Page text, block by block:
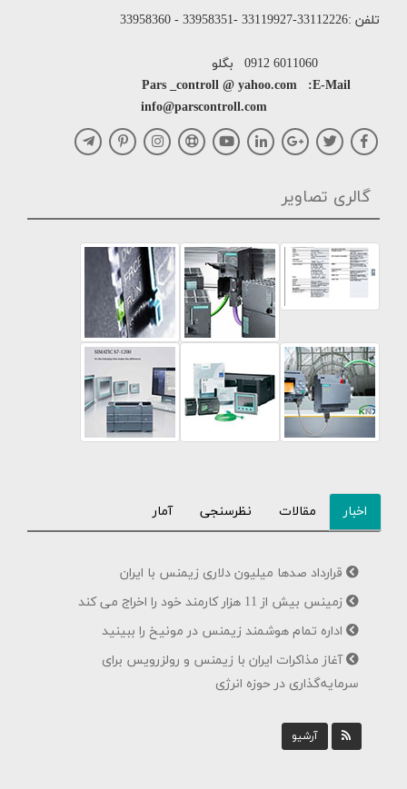
تلفن :33112226-33119927 -33958351 - 33958360
Pars _controll @ yahoo.com :E-Mail
گالری تصاویر
اخبار مقالات نظرسنجی آمار
قرارداد صدها میلیون دلاری زیمنس با ایران
زمینس بیش از 11 هزار کارمند خود را اخراج می کند
اداره تمام هوشمند زیمنس در مونیخ را ببینید
آغاز مذاکرات ایران با زیمنس و رولزرویس برای
سرمایه‌گذاری در حوزه انرژی
آرشیو